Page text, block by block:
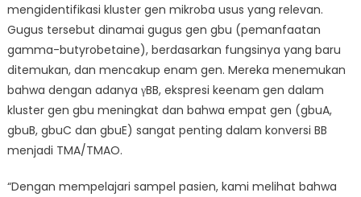
mengidentifikasi kluster gen mikroba usus yang relevan.
Gugus tersebut dinamai gugus gen gbu (pemanfaatan
gamma-butyrobetaine), berdasarkan fungsinya yang baru
ditemukan, dan mencakup enam gen. Mereka menemukan
bahwa dengan adanya γBB, ekspresi keenam gen dalam
kluster gen gbu meningkat dan bahwa empat gen (gbuA,
gbuB, gbuC dan gbuE) sangat penting dalam konversi BB
menjadi TMA/TMAO.
“Dengan mempelajari sampel pasien, kami melihat bahwa